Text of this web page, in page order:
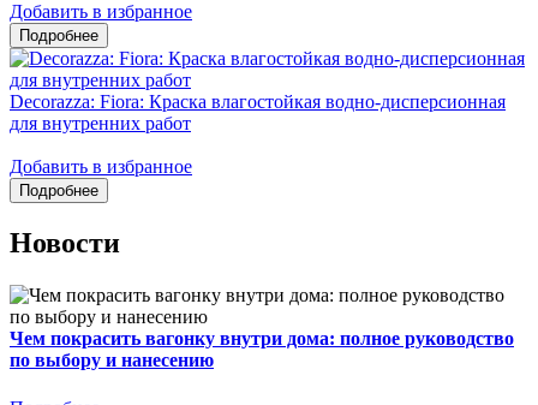
Добавить в избранное
Decorazza: Fiora: Краска влагостойкая водно-дисперсионная
для внутренних работ
Добавить в избранное
Новости
Чем покрасить вагонку внутри дома: полное руководство
по выбору и нанесению